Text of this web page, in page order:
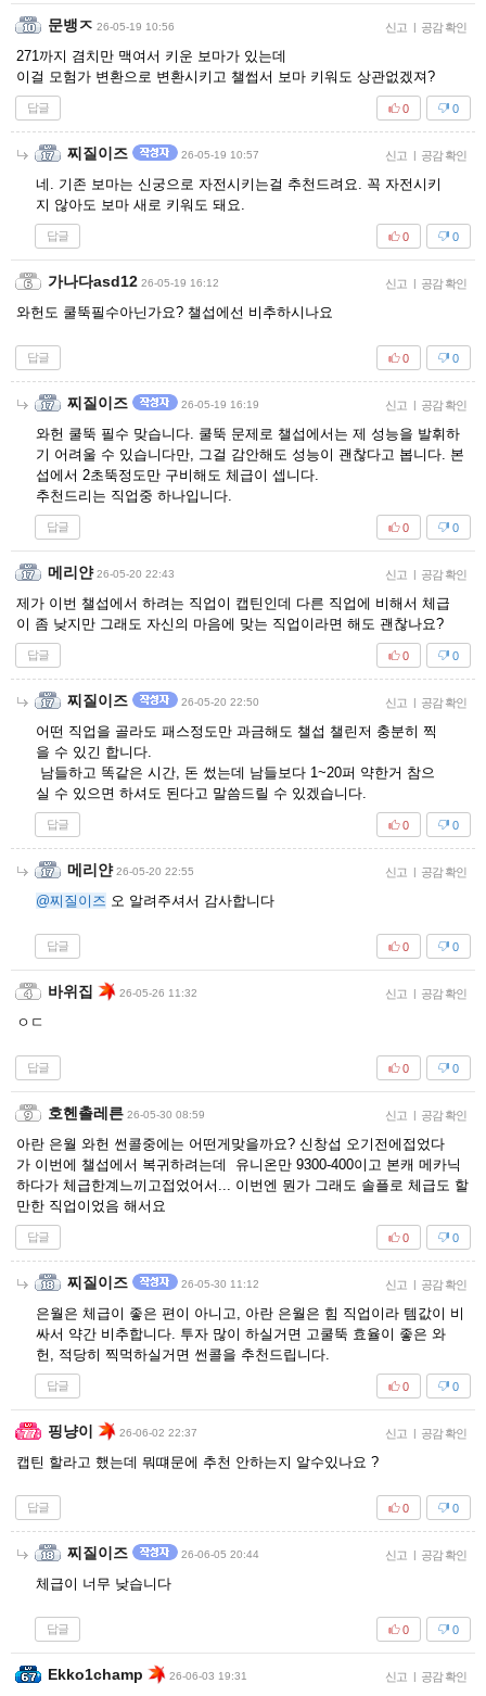
문뱅ㅈ 26-05-19 10:56 신고 | 공감 확인
271까지 겸치만 맥여서 키운 보마가 있는데
이걸 모험가 변환으로 변환시키고 챌썹서 보마 키워도 상관없겠져?
답글 0
0
찌질이즈 26-05-19 10:57 신고 | 공감 확인
네. 기존 보마는 신궁으로 자전시키는걸 추천드려요. 꼭 자전시키
지 않아도 보마 새로 키워도 돼요.
답글 0
0
가나다asd12 26-05-19 16:12 신고 | 공감 확인
와헌도 쿨뚝필수아닌가요? 챌섭에선 비추하시나요
답글 0
0
찌질이즈 26-05-19 16:19 신고 | 공감 확인
와헌 쿨뚝 필수 맞습니다. 쿨뚝 문제로 챌섭에서는 제 성능을 발휘하
기 어려울 수 있습니다만, 그걸 감안해도 성능이 괜찮다고 봅니다. 본
섭에서 2초뚝정도만 구비해도 체급이 셉니다.
추천드리는 직업중 하나입니다.
답글 0
0
메리얀 26-05-20 22:43 신고 | 공감 확인
제가 이번 챌섭에서 하려는 직업이 캡틴인데 다른 직업에 비해서 체급
이 좀 낮지만 그래도 자신의 마음에 맞는 직업이라면 해도 괜찮나요?
답글 0
0
찌질이즈 26-05-20 22:50 신고 | 공감 확인
어떤 직업을 골라도 패스정도만 과금해도 챌섭 챌린저 충분히 찍
을 수 있긴 합니다.
남들하고 똑같은 시간, 돈 썼는데 남들보다 1~20퍼 약한거 참으
실 수 있으면 하셔도 된다고 말씀드릴 수 있겠습니다.
답글 0
0
메리얀 26-05-20 22:55 신고 | 공감 확인
@찌질이즈 오 알려주셔서 감사합니다
답글 0
0
바위집 26-05-26 11:32 신고 | 공감 확인
ㅇㄷ
답글 0
0
호헨촐레른 26-05-30 08:59 신고 | 공감 확인
아란 은월 와헌 썬콜중에는 어떤게맞을까요? 신창섭 오기전에접었다
가 이번에 챌섭에서 복귀하려는데 유니온만 9300-400이고 본캐 메카닉
하다가 체급한계느끼고접었어서... 이번엔 뭔가 그래도 솔플로 체급도 할
만한 직업이었음 해서요
답글 0
0
찌질이즈 26-05-30 11:12 신고 | 공감 확인
은월은 체급이 좋은 편이 아니고, 아란 은월은 힘 직업이라 템값이 비
싸서 약간 비추합니다. 투자 많이 하실거면 고쿨뚝 효율이 좋은 와
헌, 적당히 찍먹하실거면 썬콜을 추천드립니다.
답글 0
0
핑냥이 26-06-02 22:37 신고 | 공감 확인
캡틴 할라고 했는데 뭐떄문에 추천 안하는지 알수있나요 ?
답글 0
0
찌질이즈 26-06-05 20:44 신고 | 공감 확인
체급이 너무 낮습니다
답글 0
0
Ekko1champ 26-06-03 19:31 신고 | 공감 확인